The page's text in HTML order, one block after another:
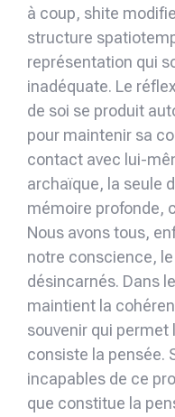
à coup, shite
structure
représentation qui
inadéquate. Le
de soi se produit
pour maintenir sa
contact avec lui-
archaïque, la seule
mémoire profonde,
Nous avons tous,
notre conscience, le
désincarnés. Dans
maintient la
souvenir qui permet
consiste la pensée.
incapables de ce
que constitue la